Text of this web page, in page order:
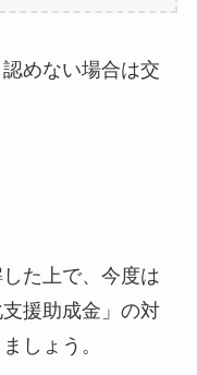
めない場合は交
た上で、今度は
支援助成金」の対
しょう。